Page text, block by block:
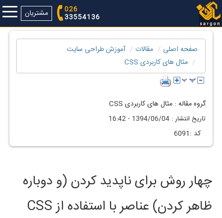
مشتریان 026
33554136
صفحه اصلی مقالات
آموزش طراحی سایت
مثال های کاربردی CSS
گروه مقاله :مثال های کاربردی CSS
تاريخ انتشار :1394/06/04 - 16:42
كد :6091
چهار روش برای ناپدید کردن (و دوباره
ظاهر کردن) عناصر با استفاده از CSS